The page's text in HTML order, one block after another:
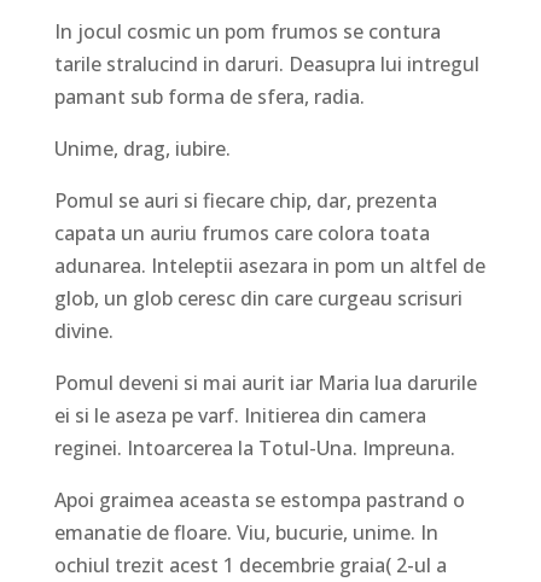
In jocul cosmic un pom frumos se contura
tarile stralucind in daruri. Deasupra lui intregul
pamant sub forma de sfera, radia.
Unime, drag, iubire.
Pomul se auri si fiecare chip, dar, prezenta
capata un auriu frumos care colora toata
adunarea. Inteleptii asezara in pom un altfel de
glob, un glob ceresc din care curgeau scrisuri
divine.
Pomul deveni si mai aurit iar Maria lua darurile
ei si le aseza pe varf. Initierea din camera
reginei. Intoarcerea la Totul-Una. Impreuna.
Apoi graimea aceasta se estompa pastrand o
emanatie de floare. Viu, bucurie, unime. In
ochiul trezit acest 1 decembrie graia( 2-ul a